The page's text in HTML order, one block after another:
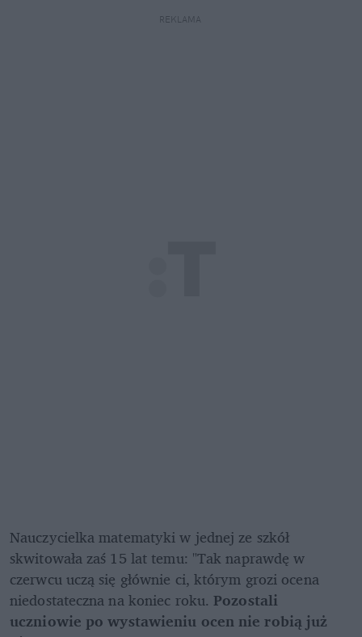
REKLAMA
Nauczycielka matematyki w jednej ze szkół
skwitowała zaś 15 lat temu: "Tak naprawdę w
czerwcu uczą się głównie ci, którym grozi ocena
niedostateczna na koniec roku. Pozostali
uczniowie po wystawieniu ocen nie robią już